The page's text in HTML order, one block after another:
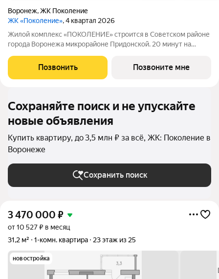
Воронеж,ЖК Поколение
ЖК «Поколение», 4 квартал 2026
Жилой комплекс «ПОКОЛЕНИЕ» строится в Советском районе
города Воронежа микрорайоне Придонской. 20 минут на
доступности. Активное благоустройство: спортивные
тренажеры, комфортные детские
Позвонить Позвоните мне
Сохраняйте поиск и не упускайте
новые объявления
Купить квартиру, до 3,5 млн ₽ за всё, ЖК: Поколение в
Воронеже
Сохранить поиск
3 470 000 ₽
от 10 527 ₽ в месяц
31,2 м²
1-комн. квартира 23 этаж из 25
новостройка